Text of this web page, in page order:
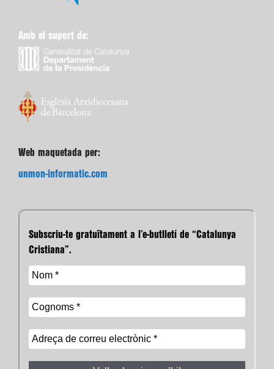
Amb el suport de:
Web maquetada per:
unmon-informatic.com
Subscriu-te gratuïtament a l’e-butlletí de “Catalunya
Cristiana”.